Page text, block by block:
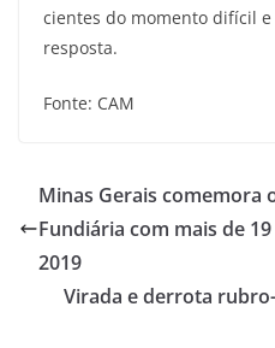
cientes do momento difícil
resposta.
Fonte: CAM
Minas Gerais comemora
Fundiária com mais de
2019
Virada e derrota